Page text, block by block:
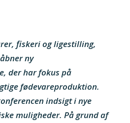
fiskeri og ligestilling,
ny
der har fokus på
fødevareproduktion.
indsigt i nye
muligheder. På grund af